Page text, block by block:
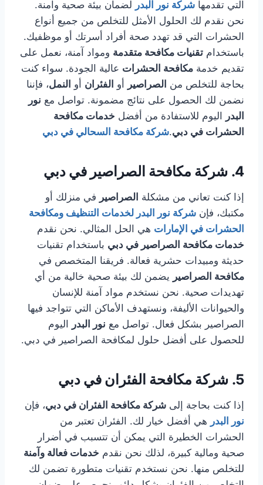
التي تقدمها شركة نور البدر لضمان بيئة صحية وآمنة.
نحن نقدم لك الحلول الأمثل للتخلص من جميع أنواع
الحشرات التي قد تهدد صحة أفراد أسرتك أو موظفيك.
باستخدام تقنيات مكافحة متقدمة ومواد آمنة، نعمل على
تقديم خدمة مكافحة الحشرات عالية الجودة. سواء كنت
بحاجة للتخلص من الصراصير أو الفئران أو النمل، فإننا
نضمن لك الحصول على نتائج مضمونة. تواصل مع نور
البدر
اليوم للاستفادة من أفضل خدمات مكافحة
الحشرات في دبي.شركة مكافحة السحالي في دبي
4. شركة مكافحة الصراصير في دبي
إذا كنت تعاني من مشكلة الصراصير في منزلك أو
مكتبك، فإن شركة نور البدر لخدمات التنظيف ومكافحة
الحشرات في الإمارات هي الحل المثالي. نحن نقدم
خدمات مكافحة الصراصير في دبي باستخدام تقنيات
حديثة ومبيدات حشرية فعالة. فريقنا المتخصص في
مكافحة الصراصير يضمن لك بيئة صحية خالية من أي
تهديدات صحية. نحن نستخدم مواد آمنة للإنسان
والحيوانات الأليفة، ونستهدف الأماكن التي تتواجد فيها
الصراصير بشكل فعال. تواصل مع نور البدر
اليوم
للحصول على أفضل حلول لمكافحة الصراصير في دبي.
5. شركة مكافحة الفئران في دبي
إذا كنت بحاجة إلى شركة مكافحة الفئران في دبي، فإن
نور البدر هي أفضل خيار لك. الفئران تعتبر من
الحشرات الخطيرة التي يمكن أن تتسبب في أضرار
صحية ومالية كبيرة، لذلك نحن نقدم خدمات فعالة وآمنة
للتخلص منها. نحن نستخدم تقنيات متطورة تضمن لك